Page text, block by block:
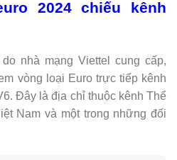
2024 chiếu kênh
nhà mạng Viettel cung cấp,
vòng loại Euro trực tiếp kênh
Đây là địa chỉ thuộc kênh Thể
Nam và một trong những đối